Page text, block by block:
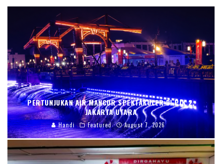
PERTUNJUKAN AIR MANCUR SPEKTAKULER DI PIK 2,
JAKARTA UTARA
Handi Featured August 7, 2026